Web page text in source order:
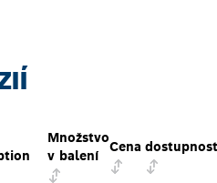
Množstvo
v balení
Cena